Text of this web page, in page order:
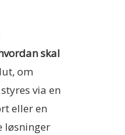
skal
om
via en
eller en
løsninger